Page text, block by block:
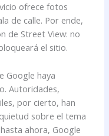
ofrece fotos
de calle. Por ende,
de Street View: no
el sitio.
Google haya
Autoridades,
por cierto, han
sobre el tema
ahora, Google